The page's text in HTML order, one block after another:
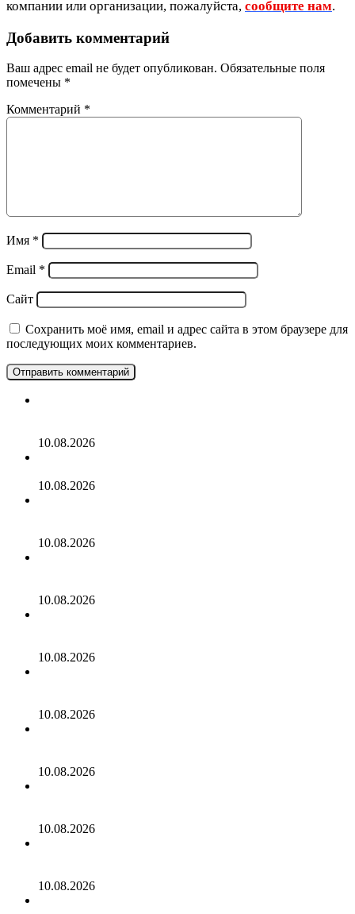
компании или организации, пожалуйста, сообщите нам.
Добавить комментарий
Ваш адрес email не будет опубликован. Обязательные поля
помечены *
Комментарий *
Имя *
Email *
Сайт
Сохранить моё имя, email и адрес сайта в этом браузере для
последующих моих комментариев.
10.08.2026
10.08.2026
10.08.2026
10.08.2026
10.08.2026
10.08.2026
10.08.2026
10.08.2026
10.08.2026